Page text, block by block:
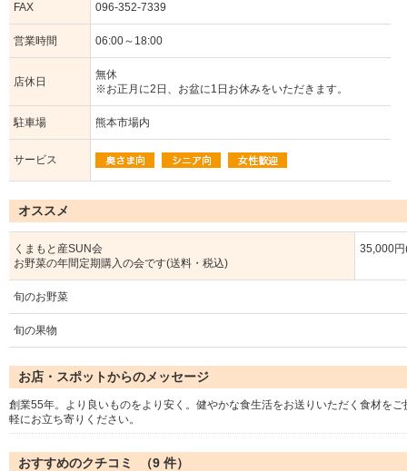
FAX 096-352-7339
営業時間 06:00～18:00
店休日
無休
※お正月に2日、お盆に1日お休みをいただきます。
駐車場 熊本市場内
サービス
オススメ
くまもと産SUN会
お野菜の年間定期購入の会です(送料・税込)
35,000
旬のお野菜
旬の果物
お店・スポットからのメッセージ
創業55年。より良いものをより安く。健やかな食生活をお送りいただく食材を
軽にお立ち寄りください。
おすすめのクチコミ （9 件）